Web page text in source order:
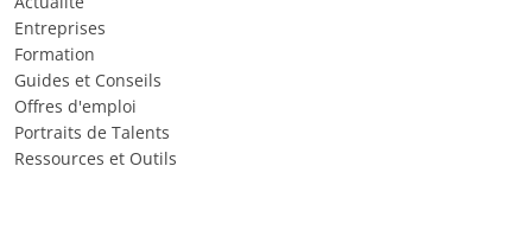
Entreprises
Formation
Guides et Conseils
Offres d'emploi
Portraits de Talents
Ressources et Outils